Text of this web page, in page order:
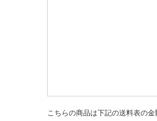
こちらの商品は下記の送料表の金